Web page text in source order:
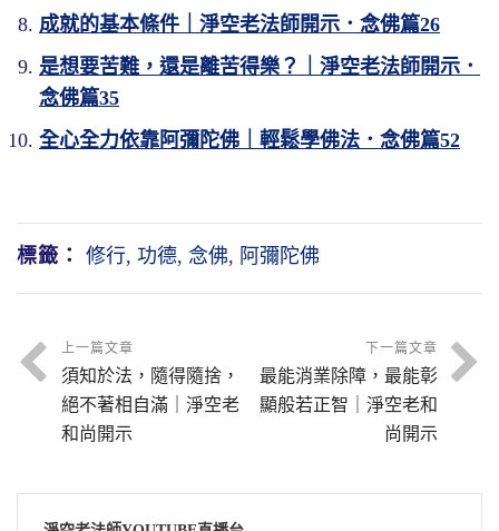
成就的基本條件｜淨空老法師開示．念佛篇26
是想要苦難，還是離苦得樂？｜淨空老法師開示．
念佛篇35
全心全力依靠阿彌陀佛｜輕鬆學佛法．念佛篇52
標籤： 修行, 功德, 念佛, 阿彌陀佛
上一篇文章
須知於法，隨得隨捨，
絕不著相自滿｜淨空老
和尚開示
下一篇文章
最能消業除障，最能彰
顯般若正智｜淨空老和
尚開示